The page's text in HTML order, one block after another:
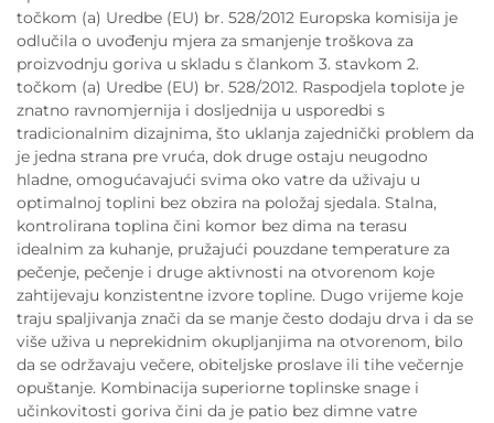
točkom (a) Uredbe (EU) br. 528/2012 Europska komisija je
odlučila o uvođenju mjera za smanjenje troškova za
proizvodnju goriva u skladu s člankom 3. stavkom 2.
točkom (a) Uredbe (EU) br. 528/2012. Raspodjela toplote je
znatno ravnomjernija i dosljednija u usporedbi s
tradicionalnim dizajnima, što uklanja zajednički problem da
je jedna strana pre vruća, dok druge ostaju neugodno
hladne, omogućavajući svima oko vatre da uživaju u
optimalnoj toplini bez obzira na položaj sjedala. Stalna,
kontrolirana toplina čini komor bez dima na terasu
idealnim za kuhanje, pružajući pouzdane temperature za
pečenje, pečenje i druge aktivnosti na otvorenom koje
zahtijevaju konzistentne izvore topline. Dugo vrijeme koje
traju spaljivanja znači da se manje često dodaju drva i da se
više uživa u neprekidnim okupljanjima na otvorenom, bilo
da se održavaju večere, obiteljske proslave ili tihe večernje
opuštanje. Kombinacija superiorne toplinske snage i
učinkovitosti goriva čini da je patio bez dimne vatre